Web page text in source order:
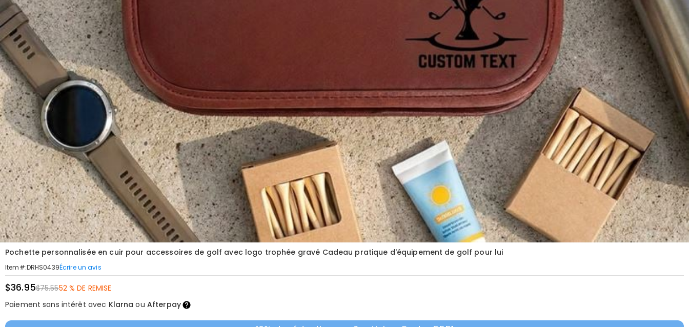
Pochette personnalisée en cuir pour accessoires de golf avec logo trophée gravé Cadeau pratique d'équipement de golf pour lui
Item#:DRHS0439Écrire un avis
$36.95$75.5552 % DE REMISE
Paiement sans intérêt avec Klarna ou Afterpay